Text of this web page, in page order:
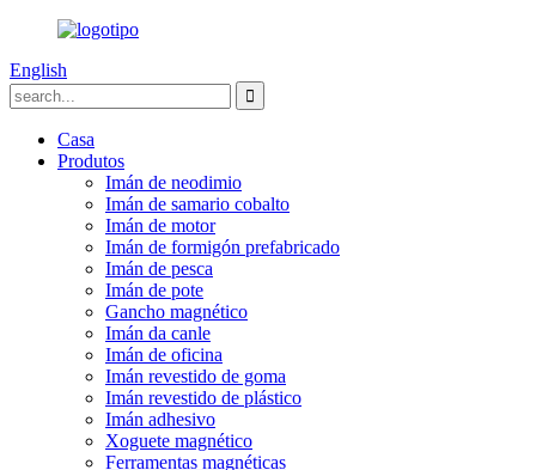
English
Casa
Produtos
Imán de neodimio
Imán de samario cobalto
Imán de motor
Imán de formigón prefabricado
Imán de pesca
Imán de pote
Gancho magnético
Imán da canle
Imán de oficina
Imán revestido de goma
Imán revestido de plástico
Imán adhesivo
Xoguete magnético
Ferramentas magnéticas